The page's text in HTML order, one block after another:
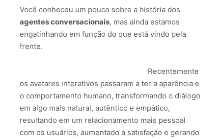
Você conheceu um pouco sobre a história dos
agentes conversacionais, mas ainda estamos
engatinhando em função do que está vindo pela
frente.
Recentemente
os avatares interativos passaram a ter a aparência e
o comportamento humano, transformando o diálogo
em algo mais natural, autêntico e empático,
resultando em um relacionamento mais pessoal
com os usuários, aumentado a satisfação e gerando